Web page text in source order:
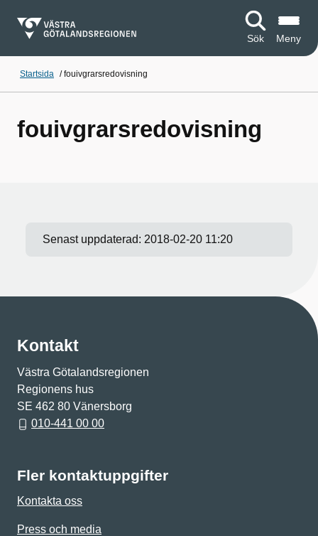
Sök Meny
Startsida /fouivgrarsredovisning
fouivgrarsredovisning
Senast uppdaterad: 2018-02-20 11:20
Kontakt
Västra Götalandsregionen
Regionens hus
SE 462 80 Vänersborg
010-441 00 00
Fler kontaktuppgifter
Kontakta oss
Press och media